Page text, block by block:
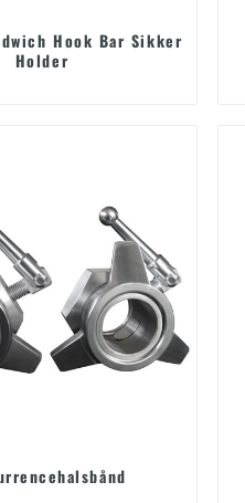
Hook Bar Sikker
Holder